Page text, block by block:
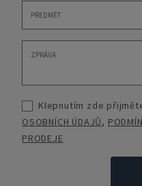
Klepnutím zde
OSOBNÍCH ÚDAJŮ,
PRODEJE